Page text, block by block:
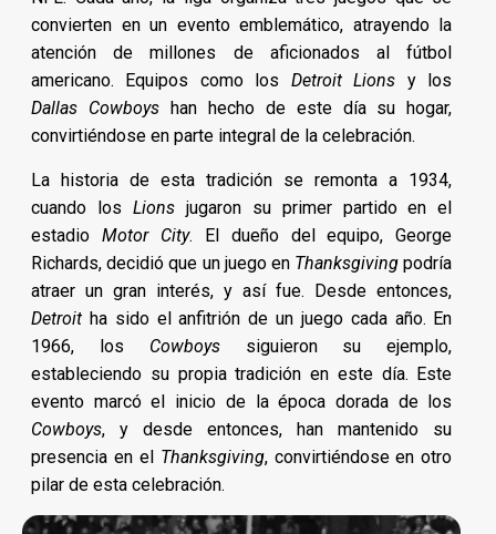
convierten en un evento emblemático, atrayendo la
atención de millones de aficionados al fútbol
americano. Equipos como los Detroit Lions y los
Dallas Cowboyshan hecho de este día su hogar,
convirtiéndose en parte integral de la celebración.
La historia de esta tradición se remonta a 1934,
cuando los Lions jugaron su primer partido en el
estadio Motor City. El dueño del equipo, George
Richards, decidió que un juego en Thanksgivingpodría
atraer un gran interés, y así fue. Desde entonces,
Detroit ha sido el anfitrión de un juego cada año. En
1966, los Cowboys siguieron su ejemplo,
estableciendo su propia tradición en este día. Este
evento marcó el inicio de la época dorada de los
Cowboys, y desde entonces, han mantenido su
presencia en el Thanksgiving, convirtiéndose en otro
pilar de esta celebración.